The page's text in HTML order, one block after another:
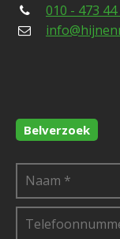
010 - 473 44
Belverzoek